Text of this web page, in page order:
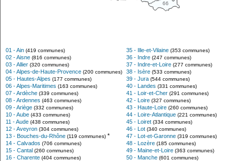
66
01 - Ain (419 communes)
02 - Aisne (816 communes)
03 - Allier (320 communes)
04 - Alpes-de-Haute-Provence (200 communes)
05 - Hautes-Alpes (177 communes)
06 - Alpes-Maritimes (163 communes)
07 - Ardèche (339 communes)
08 - Ardennes (463 communes)
09 - Ariège (332 communes)
10 - Aube (433 communes)
11 - Aude (438 communes)
12 - Aveyron (304 communes)
13 - Bouches-du-Rhône (119 communes) *
14 - Calvados (706 communes)
15 - Cantal (260 communes)
16 - Charente (404 communes)
35 - Ille-et-Vilaine (353 communes)
36 - Indre (247 communes)
37 - Indre-et-Loire (277 communes)
38 - Isère (533 communes)
39 - Jura (544 communes)
40 - Landes (331 communes)
41 - Loir-et-Cher (291 communes)
42 - Loire (327 communes)
43 - Haute-Loire (260 communes)
44 - Loire-Atlantique (221 communes)
45 - Loiret (334 communes)
46 - Lot (340 communes)
47 - Lot-et-Garonne (319 communes)
48 - Lozère (185 communes)
49 - Maine-et-Loire (363 communes)
50 - Manche (601 communes)